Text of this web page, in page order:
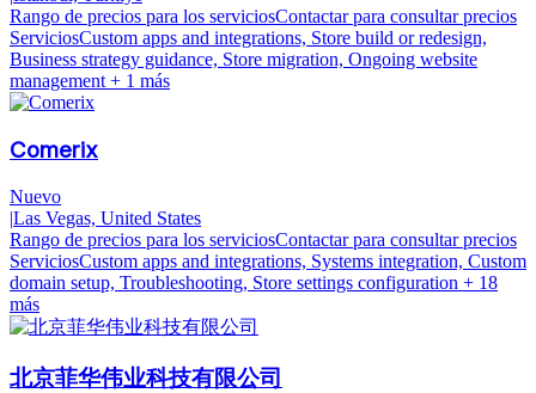
Rango de precios para los serviciosContactar para consultar precios
ServiciosCustom apps and integrations, Store build or redesign,
Business strategy guidance, Store migration, Ongoing website
management + 1 más
Comerix
Nuevo
|Las Vegas, United States
Rango de precios para los serviciosContactar para consultar precios
ServiciosCustom apps and integrations, Systems integration, Custom
domain setup, Troubleshooting, Store settings configuration + 18
más
北京菲华伟业科技有限公司